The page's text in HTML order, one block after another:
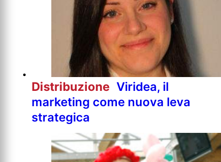
Distribuzione Viridea, il
marketing come nuova leva
strategica